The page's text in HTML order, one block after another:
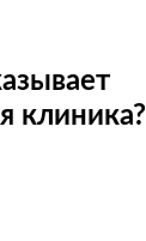
клиника?